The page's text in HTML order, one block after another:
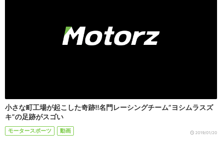
小さな町工場が起こした奇跡!!名門レーシングチーム”ヨシムラスズ
キ”の足跡がスゴい
モータースポーツ 動画 2019/01/20